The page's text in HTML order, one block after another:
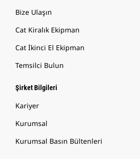
Bize Ulaşın
Cat Kiralık Ekipman
Cat İkinci El Ekipman
Temsilci Bulun
Şirket Bilgileri
Kariyer
Kurumsal
Kurumsal Basın Bültenleri